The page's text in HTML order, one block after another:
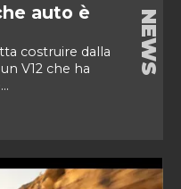
auto è
costruire dalla
V12 che ha
NEWS